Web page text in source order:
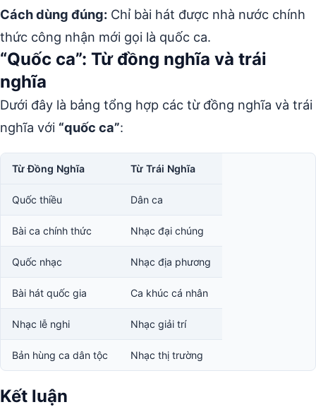
Cách dùng đúng: Chỉ bài hát được nhà nước chính
thức công nhận mới gọi là quốc ca.
“Quốc ca”: Từ đồng nghĩa và trái
nghĩa
Dưới đây là bảng tổng hợp các từ đồng nghĩa và trái
nghĩa với “quốc ca”:
Từ Đồng Nghĩa Từ Trái Nghĩa
Quốc thiều Dân ca
Bài ca chính thức Nhạc đại chúng
Quốc nhạc Nhạc địa phương
Bài hát quốc gia Ca khúc cá nhân
Nhạc lễ nghi Nhạc giải trí
Bản hùng ca dân tộc Nhạc thị trường
Kết luận